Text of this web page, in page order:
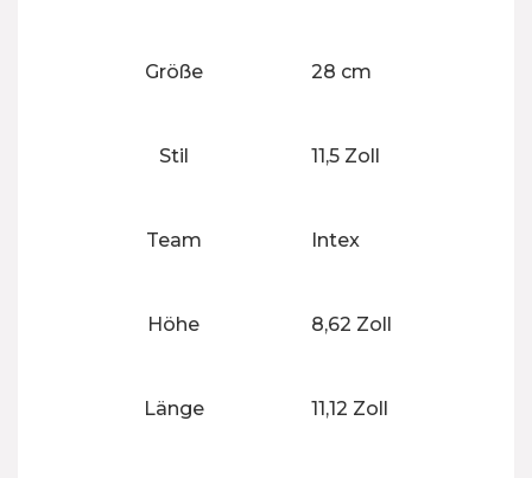
Größe ‎28 cm
Stil ‎11,5 Zoll
Team ‎Intex
Höhe ‎8,62 Zoll
Länge ‎11,12 Zoll